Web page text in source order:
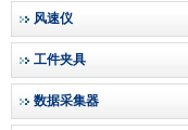
风速仪
工件夹具
数据采集器